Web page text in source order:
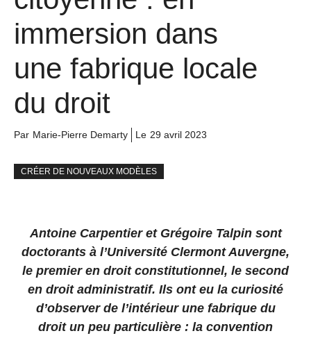
immersion dans
une fabrique locale
du droit
Par Marie-Pierre Demarty Le 29 avril 2023
CRÉER DE NOUVEAUX MODÈLES
Antoine Carpentier et Grégoire Talpin sont
doctorants à l’Université Clermont Auvergne,
le premier en droit constitutionnel, le second
en droit administratif. Ils ont eu la curiosité
d’observer de l’intérieur une fabrique du
droit un peu particulière : la convention